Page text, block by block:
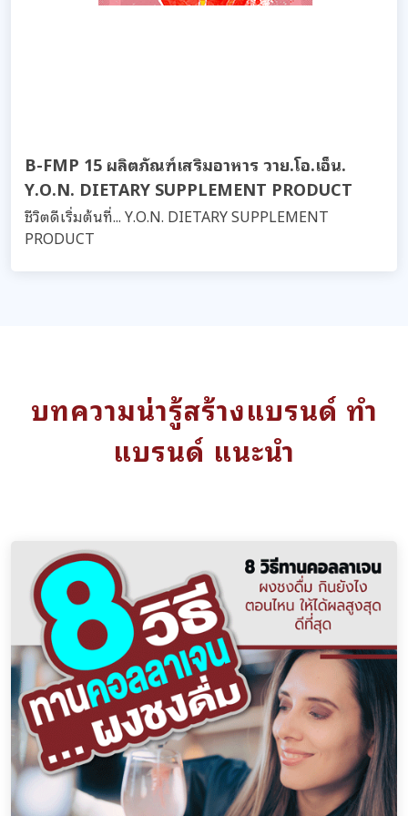
B-FMP 15 ผลิตภัณฑ์เสริมอาหาร วาย.โอ.เอ็น.
Y.O.N. DIETARY SUPPLEMENT PRODUCT
ชีวิตดีเริ่มต้นที่... Y.O.N. DIETARY SUPPLEMENT
PRODUCT
บทความน่ารู้สร้างแบรนด์ ทำ
แบรนด์ แนะนำ